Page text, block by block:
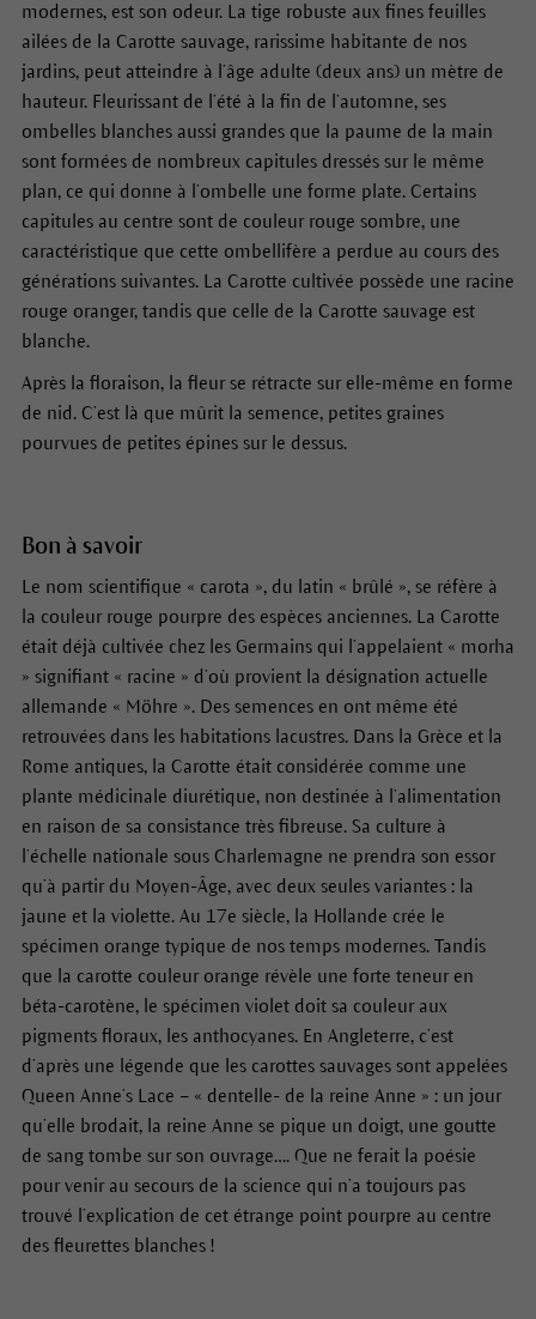
modernes, est son odeur. La tige robuste aux fines feuilles
ailées de la Carotte sauvage, rarissime habitante de nos
jardins, peut atteindre à l’âge adulte (deux ans) un mètre de
hauteur. Fleurissant de l’été à la fin de l’automne, ses
ombelles blanches aussi grandes que la paume de la main
sont formées de nombreux capitules dressés sur le même
plan, ce qui donne à l’ombelle une forme plate. Certains
capitules au centre sont de couleur rouge sombre, une
caractéristique que cette ombellifère a perdue au cours des
générations suivantes. La Carotte cultivée possède une racine
rouge oranger, tandis que celle de la Carotte sauvage est
blanche.
Après la floraison, la fleur se rétracte sur elle-même en forme
de nid. C’est là que mûrit la semence, petites graines
pourvues de petites épines sur le dessus.
Bon à savoir
Le nom scientifique « carota », du latin « brûlé », se réfère à
la couleur rouge pourpre des espèces anciennes. La Carotte
était déjà cultivée chez les Germains qui l’appelaient « morha
» signifiant « racine » d’où provient la désignation actuelle
allemande « Möhre ». Des semences en ont même été
retrouvées dans les habitations lacustres. Dans la Grèce et la
Rome antiques, la Carotte était considérée comme une
plante médicinale diurétique, non destinée à l’alimentation
en raison de sa consistance très fibreuse. Sa culture à
l’échelle nationale sous Charlemagne ne prendra son essor
qu’à partir du Moyen-Âge, avec deux seules variantes : la
jaune et la violette. Au 17e siècle, la Hollande crée le
spécimen orange typique de nos temps modernes. Tandis
que la carotte couleur orange révèle une forte teneur en
béta-carotène, le spécimen violet doit sa couleur aux
pigments floraux, les anthocyanes. En Angleterre, c’est
d’après une légende que les carottes sauvages sont appelées
Queen Anne’s Lace – « dentelle- de la reine Anne » : un jour
qu’elle brodait, la reine Anne se pique un doigt, une goutte
de sang tombe sur son ouvrage…. Que ne ferait la poésie
pour venir au secours de la science qui n’a toujours pas
trouvé l’explication de cet étrange point pourpre au centre
des fleurettes blanches !